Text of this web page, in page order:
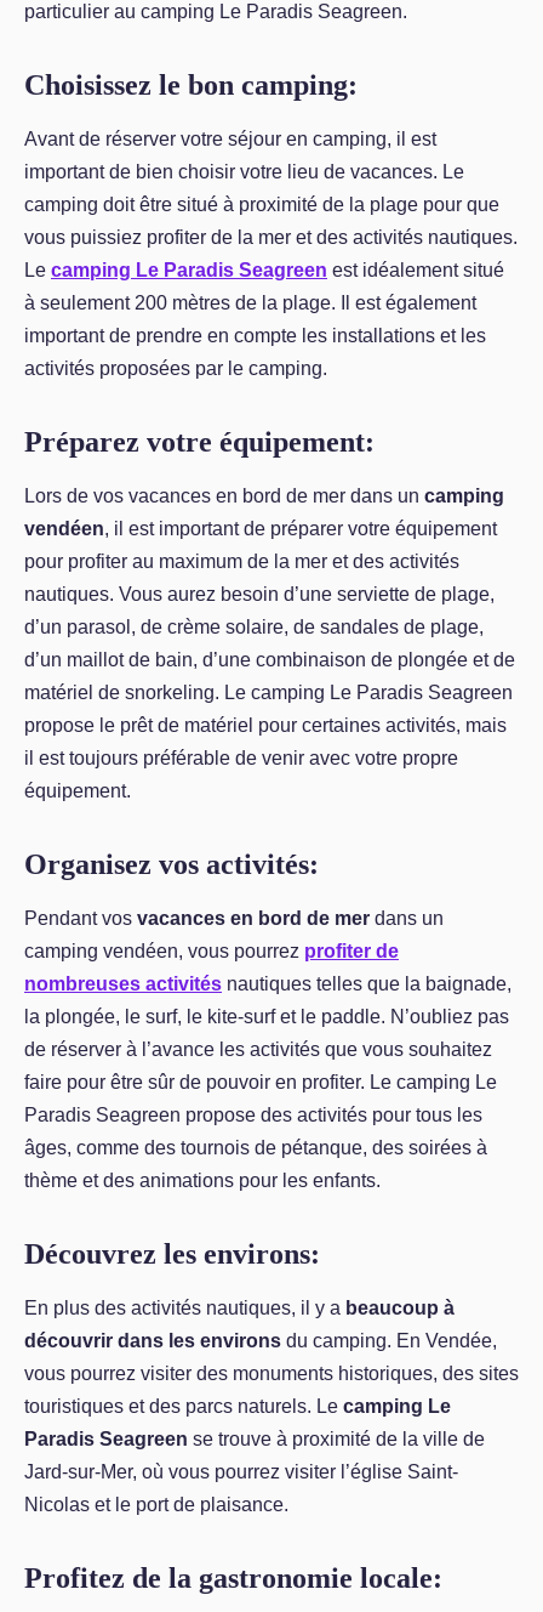
particulier au camping Le Paradis Seagreen.
Choisissez le bon camping:
Avant de réserver votre séjour en camping, il est
important de bien choisir votre lieu de vacances. Le
camping doit être situé à proximité de la plage pour que
vous puissiez profiter de la mer et des activités nautiques.
Le camping Le Paradis Seagreen est idéalement situé
à seulement 200 mètres de la plage. Il est également
important de prendre en compte les installations et les
activités proposées par le camping.
Préparez votre équipement:
Lors de vos vacances en bord de mer dans un camping
vendéen, il est important de préparer votre équipement
pour profiter au maximum de la mer et des activités
nautiques. Vous aurez besoin d’une serviette de plage,
d’un parasol, de crème solaire, de sandales de plage,
d’un maillot de bain, d’une combinaison de plongée et de
matériel de snorkeling. Le camping Le Paradis Seagreen
propose le prêt de matériel pour certaines activités, mais
il est toujours préférable de venir avec votre propre
équipement.
Organisez vos activités:
Pendant vos vacances en bord de mer dans un
camping vendéen, vous pourrez profiter de
nombreuses activités nautiques telles que la baignade,
la plongée, le surf, le kite-surf et le paddle. N’oubliez pas
de réserver à l’avance les activités que vous souhaitez
faire pour être sûr de pouvoir en profiter. Le camping Le
Paradis Seagreen propose des activités pour tous les
âges, comme des tournois de pétanque, des soirées à
thème et des animations pour les enfants.
Découvrez les environs:
En plus des activités nautiques, il y a beaucoup à
découvrir dans les environs du camping. En Vendée,
vous pourrez visiter des monuments historiques, des sites
touristiques et des parcs naturels. Le camping Le
Paradis Seagreen se trouve à proximité de la ville de
Jard-sur-Mer, où vous pourrez visiter l’église Saint-
Nicolas et le port de plaisance.
Profitez de la gastronomie locale: